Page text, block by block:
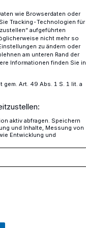
wie Browserdaten oder
Tracking-Technologien für
aufgeführten
nicht mehr so
zu ändern oder
am unteren Rand der
Informationen finden Sie in
Art. 49 Abs. 1 S. 1 lit. a
aktiv abfragen. Speichern
und Inhalte, Messung von
Entwicklung und